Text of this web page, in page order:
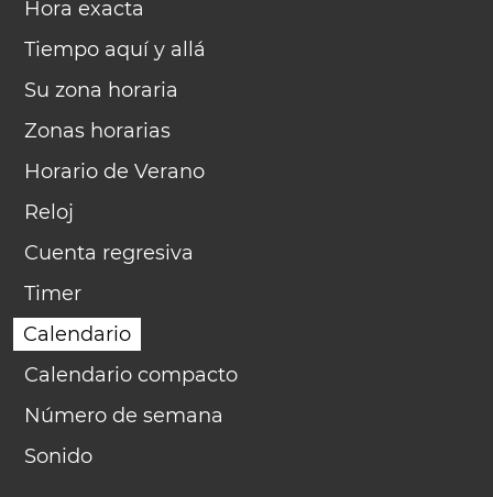
Hora exacta
Tiempo aquí y allá
Su zona horaria
Zonas horarias
Horario de Verano
Reloj
Cuenta regresiva
Timer
Calendario
Calendario compacto
Número de semana
Sonido